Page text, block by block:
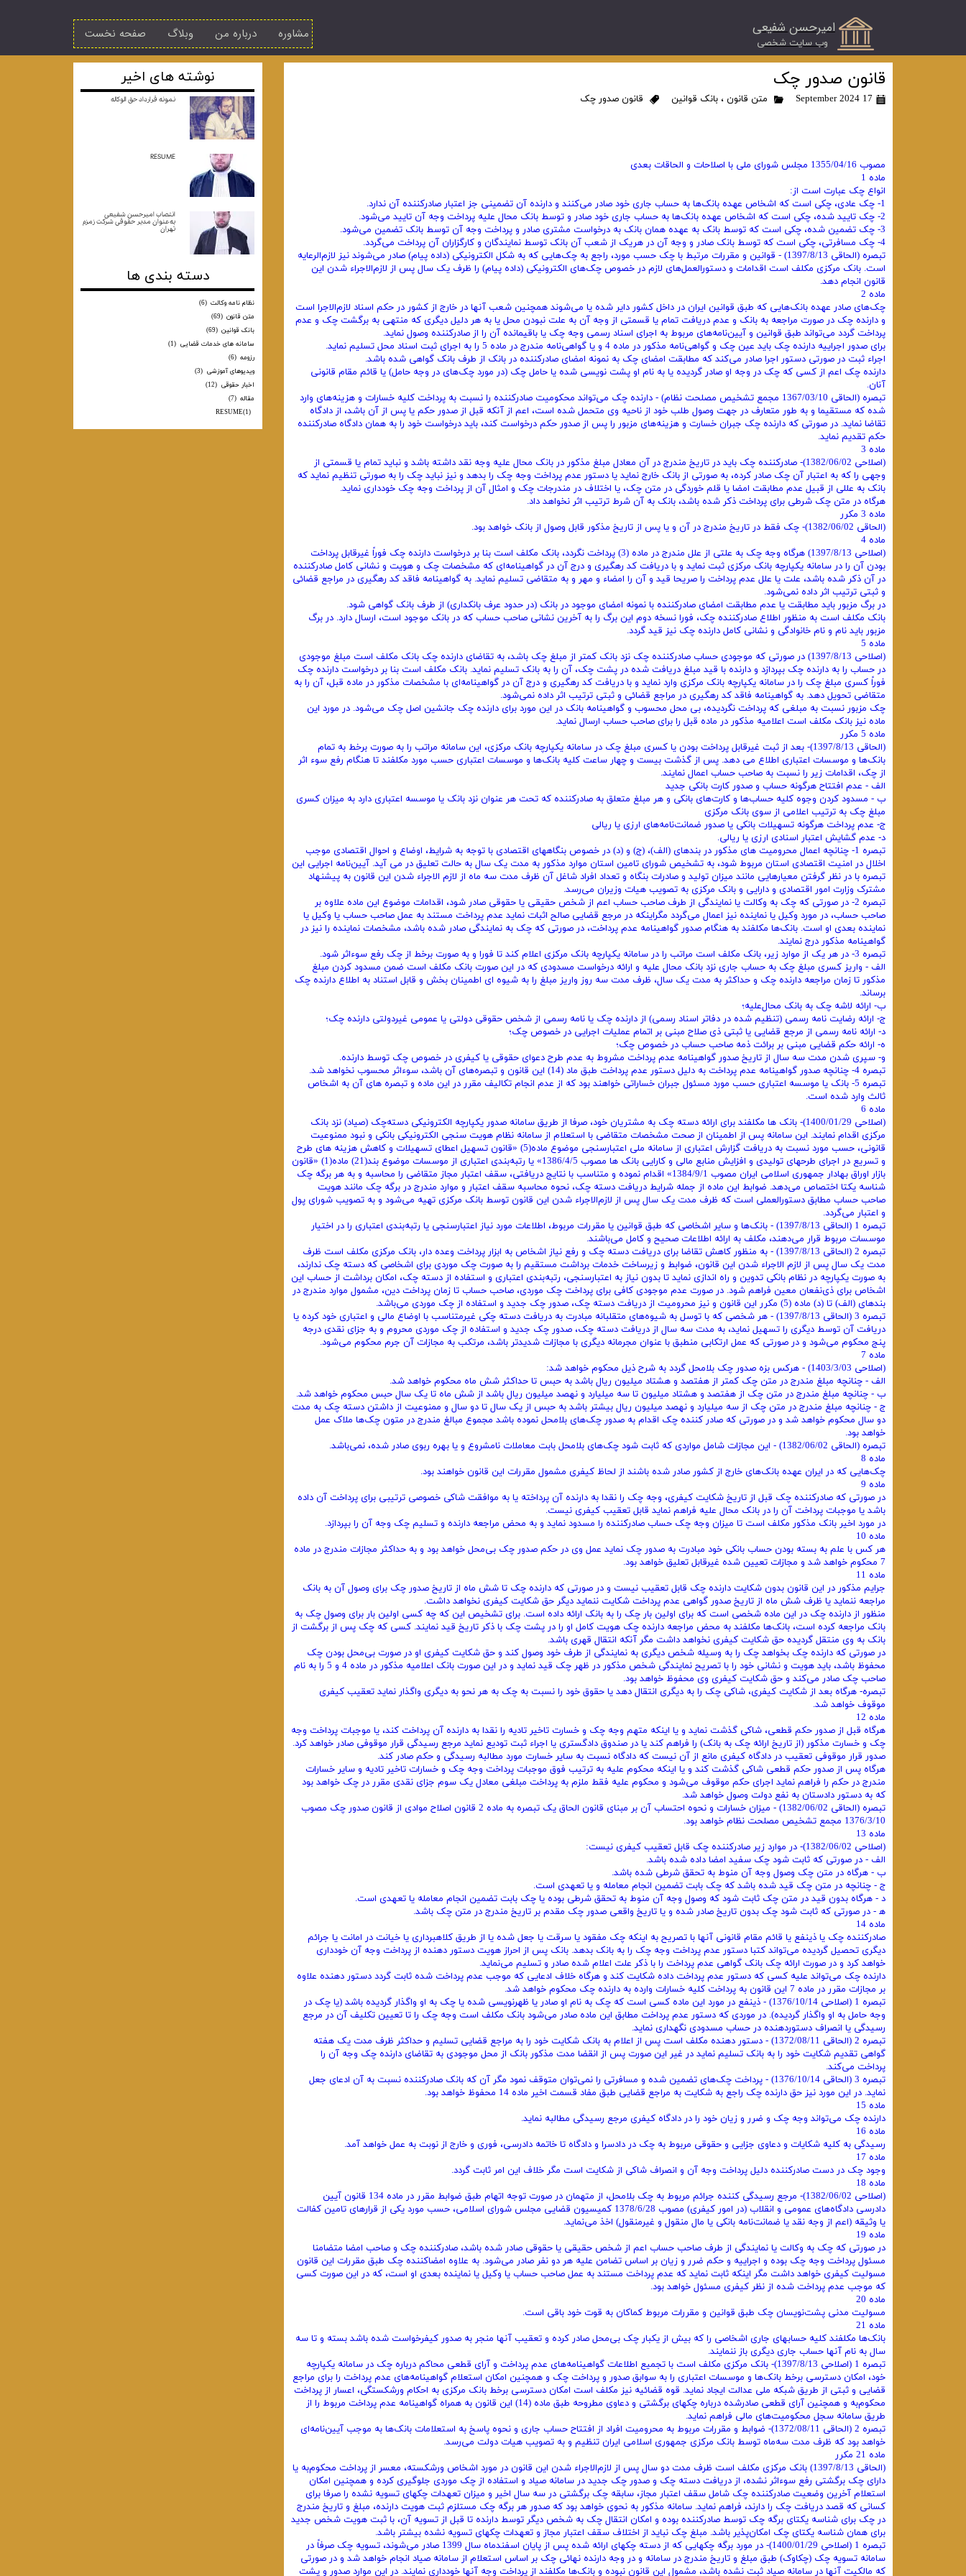
صفحه نخست وبلاگ درباره من مشاوره امیرحسن شفیعی
​وب سایت شخصی
قانون صدور چک
17 September 2024 متن قانون ، بانک قوانین قانون صدور چک
مصوب 1355/04/16 مجلس شورای ملی با اصلاحات و الحاقات بعدی
ماده 1
انواع چک عبارت است از:
1- چک عادی،‌ چکی است که اشخاص عهده بانک‌ها به حساب جاری خود صادر می‌کنند و دارنده آن تضمینی جز اعتبار صادرکننده آن ندارد.
2- چک تایید شده، چکی است که اشخاص عهده بانک‌ها به حساب جاری خود صادر و توسط بانک محال علیه پرداخت وجه آن تایید می‌شود.
3- چک تضمین‌ شده، چکی است که توسط بانک به عهده همان بانک به درخواست مشتری صادر و پرداخت وجه آن توسط بانک تضمین می‌شود.
4- چک مسافرتی، چکی است که توسط بانک صادر و وجه آن در هریک از شعب آن بانک توسط نمایندگان و کارگزاران آن پرداخت می‌گردد.
تبصره (الحاقی 1397/8/13) - قوانین و مقررات مرتبط با چک حسب مورد، راجع به چک‌هایی که به شکل الکترونیکی (داده پیام) صادر می‌شوند نیز لازم‌الرعایه
است. بانک مرکزی مکلف است اقدامات و دستورالعمل‌های لازم در خصوص چک‌های الکترونیکی (داده پیام) را ظرف یک سال پس از لازم‌الاجراء شدن این
قانون انجام دهد.
ماده 2
چک‌‌های صادر عهده بانک‌هایی که طبق قوانین ایران در داخل کشور دایر شده یا می‌شوند همچنین شعب آنها در خارج از کشور در حکم اسناد لازم‌الاجرا است
و دارنده چک در صورت مراجعه به بانک و عدم دریافت تمام یا قسمتی از وجه آن به علت نبودن محل یا به هر دلیل دیگری که منتهی به برگشت چک و عدم
پرداخت گردد می‌تواند طبق قوانین و آیین‌نامه‌های مربوط به اجرای اسناد رسمی وجه چک یا باقیمانده آن را از صادرکننده وصول نماید.
برای صدور اجراییه دارنده چک باید عین چک و گواهی‌نامه مذکور در ماده 4 و یا گواهی‌‌نامه مندرج در ماده 5 را به اجرای ثبت اسناد محل تسلیم نماید.
اجراء ثبت در صورتی دستور اجرا صادر می‌کند که مطابقت امضای چک به نمونه امضای صادرکننده در بانک از طرف بانک گواهی شده باشد.
دارنده چک اعم از کسی که چک در وجه او صادر گردیده یا به نام او پشت نویسی شده یا حامل چک (در مورد چک‌های در وجه حامل) یا قائم مقام قانونی
آنان.
تبصره (الحاقی 1367/03/10 مجمع تشخیص مصلحت نظام) - دارنده چک می‌تواند محکومیت صادرکننده را نسبت به پرداخت کلیه خسارات و هزینه‌های وارد
شده که مستقیما و به طور متعارف در جهت وصول طلب خود از ناحیه وی متحمل شده است، اعم از آنکه قبل از صدور حکم یا پس از آن باشد، از دادگاه
تقاضا نماید. در صورتی که دارنده چک جبران خسارت و هزینه‌های مزبور را پس از صدور حکم درخواست کند، باید درخواست خود را به همان دادگاه صادرکننده
حکم تقدیم نماید.
ماده 3
(اصلاحی 1382/06/02)- صادرکننده چک باید در تاریخ مندرج در آن معادل مبلغ مذکور در بانک محال علیه وجه نقد داشته باشد و نباید تمام یا قسمتی از
وجهی را که به اعتبار آن چک صادر کرده، به صورتی از بانک خارج نماید یا دستور عدم پرداخت وجه چک را بدهد و نیز نباید چک را به صورتی تنظیم نماید که
بانک به عللی از قبیل عدم مطابقت امضا یا قلم خوردگی در متن چک، یا اختلاف در مندرجات چک و امثال آن از پرداخت وجه چک خودداری نماید.
هرگاه در متن چک شرطی برای پرداخت ذکر شده باشد، بانک به آن شرط ترتیب اثر نخواهد داد.
ماده 3 مکرر
(الحاقی 1382/06/02)- چک فقط در تاریخ مندرج در آن و یا پس از تاریخ مذکور قابل وصول از بانک خواهد بود.
ماده 4
(اصلاحی 1397/8/13) هرگاه وجه چک به علتی از علل مندرج در ماده (3) پرداخت نگردد، بانک مکلف است بنا بر درخواست دارنده چک فوراً غیرقابل پرداخت
بودن آن را در سامانه یکپارچه بانک مرکزی ثبت نماید و با دریافت کد رهگیری و درج آن در گواهینامه‌ای که مشخصات چک و هویت و نشانی کامل صادرکننده
در آن ذکر شده باشد، علت یا علل عدم پرداخت را صریحا قید و آن را امضاء و مهر و به متقاضی تسلیم نماید. به گواهینامه فاقد کد رهگیری در مراجع قضائی
و ثبتی ترتیب اثر داده نمی‌شود.
در برگ مزبور باید مطابقت یا عدم مطابقت امضای صادرکننده با نمونه امضای موجود در بانک (در حدود عرف بانکداری) از طرف بانک گواهی شود.
بانک مکلف است به منظور اطلاع صادرکننده چک، فورا نسخه دوم این برگ را به آخرین نشانی صاحب حساب که در بانک موجود است، ارسال دارد. در برگ
مزبور باید نام و نام خانوادگی و نشانی کامل دارنده چک نیز قید گردد.
ماده 5
(اصلاحی 1397/8/13) در صورتی که موجودی حساب صادرکننده چک نزد بانک کمتر از مبلغ چک باشد، به تقاضای دارنده چک بانک مکلف است مبلغ موجودی
در حساب را به دارنده چک بپردازد و دارنده با قید مبلغ دریافت شده در پشت چک، آن را به بانک تسلیم نماید. بانک مکلف است بنا بر درخواست دارنده چک
فوراً کسری مبلغ چک را در سامانه یکپارچه بانک مرکزی وارد نماید و با دریافت کد رهگیری و درج آن در گواهینامه‌ای با مشخصات مذکور در ماده قبل، آن را به
متقاضی تحویل دهد. به گواهینامه فاقد کد رهگیری در مراجع قضائی و ثبتی ترتیب اثر داده نمی‌شود.
چک مزبور نسبت به مبلغی که پرداخت نگردیده، بی محل محسوب و گواهینامه بانک در این مورد برای دارنده چک جانشین اصل چک می‌شود. در مورد این
ماده نیز بانک مکلف است اعلامیه مذکور در ماده قبل را برای صاحب حساب ارسال نماید.
ماده 5 مکرر
(الحاقی 1397/8/13)- بعد از ثبت غیرقابل پرداخت بودن یا کسری مبلغ چک در سامانه یکپارچه بانک مرکزی، این سامانه مراتب را به صورت برخط به تمام
بانک‌ها و موسسات اعتباری اطلاع می دهد. پس از گذشت بیست و چهار ساعت کلیه بانک‌ها و موسسات اعتباری حسب مورد مکلفند تا هنگام رفع سوء اثر
از چک، اقدامات زیر را نسبت به صاحب حساب اعمال نمایند.
الف - عدم افتتاح هرگونه حساب و صدور کارت بانکی جدید
ب - مسدود کردن وجوه کلیه حساب‌ها و کارت‌های بانکی و هر مبلغ متعلق به صادرکننده که تحت هر عنوان نزد بانک یا موسسه اعتباری دارد به میزان کسری
مبلغ چک به ترتیب اعلامی از سوی بانک مرکزی
ج- عدم پرداخت هرگونه تسهیلات بانکی یا صدور ضمانت‌نامه‌های ارزی یا ریالی
د- عدم گشایش اعتبار اسنادی ارزی یا ریالی.
تبصره 1- چنانچه اعمال محرومیت های مذکور در بندهای (الف)، (ج) و (د) در خصوص بنگاههای اقتصادی با توجه به شرایط، اوضاع و احوال اقتصادی موجب
اخلال در امنیت اقتصادی استان مربوط شود، به تشخیص شورای تامین استان موارد مذکور به مدت یک سال به حالت تعلیق در می آید. آیین‌نامه اجرایی این
تبصره با در نظر گرفتن معیارهایی مانند میزان تولید و صادرات بنگاه و تعداد افراد شاغل آن ظرف مدت سه ماه از لازم الاجراء شدن این قانون به پیشنهاد
مشترک وزارت امور اقتصادی و دارایی و بانک مرکزی به تصویب هیات وزیران می‌رسد.
تبصره 2- در صورتی که چک به وکالت یا نمایندگی از طرف صاحب حساب اعم از شخص حقیقی یا حقوقی صادر شود، اقدامات موضوع این ماده علاوه بر
صاحب حساب، در مورد وکیل یا نماینده نیز اعمال می‌گردد مگراینکه در مرجع قضایی صالح اثبات نماید عدم پرداخت مستند به عمل صاحب حساب یا وکیل یا
نماینده بعدی او است. بانک‌ها مکلفند به هنگام صدور گواهینامه عدم پرداخت، در صورتی که چک به نمایندگی صادر شده باشد، مشخصات نماینده را نیز در
گواهینامه مذکور درج نمایند.
تبصره 3- در هر یک از موارد زیر، بانک مکلف است مراتب را در سامانه یکپارچه بانک مرکزی اعلام کند تا فورا و به صورت برخط از چک رفع سوءاثر شود.
الف - واریز کسری مبلغ چک به حساب جاری نزد بانک محال علیه و ارائه درخواست مسدودی که در این صورت بانک مکلف است ضمن مسدود کردن مبلغ
مذکور تا زمان مراجعه دارنده چک و حداکثر به مدت یک سال، ظرف مدت سه روز واریز مبلغ را به شیوه ای اطمینان بخش و قابل استناد به اطلاع دارنده چک
برساند.
ب- ارائه لاشه چک به بانک محال‌علیه؛
ج- ارائه رضایت نامه رسمی (تنظیم شده در دفاتر اسناد رسمی) از دارنده چک یا نامه رسمی از شخص حقوقی دولتی یا عمومی غیردولتی دارنده چک؛
د- ارائه نامه رسمی از مرجع قضایی یا ثبتی ذی صلاح مبنی بر اتمام عملیات اجرایی در خصوص چک؛
ه- ارائه حکم قضایی مبنی بر برائت ذمه صاحب حساب در خصوص چک؛
و- سپری شدن مدت سه سال از تاریخ صدور گواهینامه عدم پرداخت مشروط به عدم طرح دعوای حقوقی یا کیفری در خصوص چک توسط دارنده.
تبصره 4- چنانچه صدور گواهینامه عدم پرداخت به دلیل دستور عدم پرداخت طبق ماد (14) این قانون و تبصره‌های آن باشد، سوءاثر محسوب نخواهد شد.
تبصره 5- بانک یا موسسه اعتباری حسب مورد مسئول جبران خساراتی خواهند بود که از عدم انجام تکالیف مقرر در این ماده و تبصره های آن به اشخاص
ثالث وارد شده است.
ماده 6
(اصلاحی 1400/01/29)- بانک ها مکلفند برای ارائه دسته چک به مشتریان خود، صرفا از طریق سامانه صدور یکپارچه الکترونیکی دسته‌چک (صیاد) نزد بانک
مرکزی اقدام نمایند. این سامانه پس از اطمینان از صحت مشخصات متقاضی با استعلام از سامانه نظام هویت سنجی الکترونیکی بانکی و نبود ممنوعیت
قانونی، حسب مورد نسبت به دریافت گزارش اعتباری از سامانه ملی اعتبارسنجی موضوع ماده(5) «قانون تسهیل اعطای تسهیلات و کاهش هزینه های طرح
و تسریع در اجرای طرحهای تولیدی و افزایش منابع مالی و کارایی بانک ها مصوب 1386/4/5» یا رتبه‌بندی اعتباری از موسسات موضوع بند(21) ماده(1) «قانون
بازار اوراق بهادار جمهوری اسلامی ایران مصوب 1384/9/1» اقدام نموده و متناسب با نتایج دریافتی، سقف اعتبار مجاز متقاضی را محاسبه و به هر برگه چک
شناسه یکتا اختصاص می‌دهد. ضوابط این ماده از جمله شرایط دریافت دسته چک، نحوه محاسبه سقف اعتبار و موارد مندرج در برگه چک مانند هویت
صاحب حساب مطابق دستورالعملی است که ظرف مدت یک سال پس از لازم‌الاجراء شدن این قانون توسط بانک مرکزی تهیه می‌شود و به تصویب شورای پول
و اعتبار می‌گردد.
تبصره 1 (الحاقی 1397/8/13) - بانک‌ها و سایر اشخاصی که طبق قوانین یا مقررات مربوط، اطلاعات مورد نیاز اعتبارسنجی یا رتبه‌بندی اعتباری را در اختیار
موسسات مربوط قرار می‌دهند، مکلف به ارائه اطلاعات صحیح و کامل می‌باشند.
تبصره 2 (الحاقی 1397/8/13) - به منظور کاهش تقاضا برای دریافت دسته چک و رفع نیاز اشخاص به ابزار پرداخت وعده دار، بانک مرکزی مکلف است ظرف
مدت یک سال پس از لازم الاجراء شدن این قانون، ضوابط و زیرساخت خدمات برداشت مستقیم را به صورت چک موردی برای اشخاصی که دسته چک ندارند،
به صورت یکپارچه در نظام بانکی تدوین و راه اندازی نماید تا بدون نیاز به اعتبارسنجی، رتبه‌بندی اعتباری و استفاده از دسته چک، امکان برداشت از حساب این
اشخاص برای ذی‌نفعان معین فراهم شود. در صورت عدم موجودی کافی برای پرداخت چک موردی، صاحب حساب تا زمان پرداخت دین، مشمول موارد مندرج در
بندهای (الف) تا (د) ماده (5) مکرر این قانون و نیز محرومیت از دریافت دسته چک، صدور چک جدید و استفاده از چک موردی می‌باشد.
تبصره 3 (الحاقی 1397/8/13) - هر شخصی که با توسل به شیوه‌های متقلبانه مبادرت به دریافت دسته چکی غیرمتناسب با اوضاع مالی و اعتباری خود کرده یا
دریافت آن توسط دیگری را تسهیل نماید، به مدت سه سال از دریافت دسته چک، صدور چک جدید و استفاده از چک موردی محروم و به جزای نقدی درجه
پنج محکوم می‌شود و در صورتی که عمل ارتکابی منطبق با عنوان مجرمانه دیگری با مجازات شدیدتر باشد، مرتکب به مجازات آن جرم محکوم می‌شود.
ماده 7
(اصلاحی 1403/3/03) - هرکس بزه صدور چک بلامحل گردد به شرح ذیل محکوم خواهد شد:
الف - چنانچه مبلغ مندرج در متن چک کمتر از هفتصد و هشتاد میلیون ریال باشد به حبس تا حداکثر شش ماه محکوم خواهد شد.
ب - چنانچه مبلغ مندرج در متن چک از هفتصد و هشتاد میلیون تا سه میلیارد و نهصد میلیون ریال باشد از شش ماه تا یک سال حبس محکوم خواهد شد.
ج - چنانچه مبلغ مندرج در متن چک از سه میلیارد و نهصد میلیون ریال بیشتر باشد به حبس از یک سال تا دو سال و ممنوعیت از داشتن دسته چک به مدت
دو سال محکوم خواهد شد و در صورتی که صادر کننده چک اقدام به صدور چک‌های بلامحل نموده باشد مجموع مبالغ مندرج در متون چک‌ها ملاک عمل
خواهد بود.
تبصره (الحاقی 1382/06/02) - این مجازات شامل مواردی که ثابت شود چک‌های بلامحل بابت معاملات نامشروع و یا بهره ربوی صادر شده، نمی‌باشد.
ماده 8
چک‌هایی که در ایران عهده بانک‌های خارج از کشور صادر شده باشند از لحاظ کیفری مشمول مقررات این قانون خواهند بود.
ماده 9
در صورتی که صادرکننده چک قبل از تاریخ شکایت کیفری، وجه چک را نقدا به دارنده آن پرداخته یا به موافقت شاکی خصوصی ترتیبی برای پرداخت آن داده
باشد یا موجبات پرداخت آن را در بانک محال علیه فراهم نماید قابل تعقیب کیفری نیست.
در مورد اخیر بانک مذکور مکلف است تا میزان وجه چک حساب صادرکننده را مسدود نماید و به محض مراجعه دارنده و تسلیم چک وجه آن را بپردازد.
ماده 10
هر کس با علم به بسته بودن حساب بانکی خود مبادرت به صدور چک نماید عمل وی در حکم صدور چک بی‌محل خواهد بود و به حداکثر مجازات مندرج در ماده
7 محکوم خواهد شد و مجازات تعیین شده غیرقابل تعلیق خواهد بود.
ماده 11
جرایم مذکور در این قانون بدون شکایت دارنده چک قابل تعقیب نیست و در صورتی که دارنده چک تا شش ماه از تاریخ صدور چک برای وصول آن به بانک
مراجعه ننماید یا ظرف شش ماه از تاریخ صدور گواهی عدم پرداخت شکایت ننماید دیگر حق شکایت کیفری نخواهد داشت.
منظور از دارنده چک در این ماده شخصی است که برای اولین بار چک را به بانک ارائه داده است. برای تشخیص این که چه کسی اولین بار برای وصول چک به
بانک مراجعه کرده است، بانک‌ها مکلفند به محض مراجعه دارنده چک هویت کامل او را در پشت چک با ذکر تاریخ قید نمایند. کسی که چک پس از برگشت از
بانک به وی منتقل گردیده حق شکایت کیفری نخواهد داشت مگر آنکه انتقال قهری باشد.
در صورتی که دارنده چک بخواهد چک را به وسیله شخص دیگری به نمایندگی از طرف خود وصول کند و حق شکایت کیفری او در صورت بی‌محل بودن چک
محفوظ باشد، باید هویت و نشانی خود را با تصریح نمایندگی شخص مذکور در ظهر چک قید نماید و در این صورت بانک اعلامیه مذکور در ماده 4 و 5 را به نام
صاحب چک صادر می‌کند و حق شکایت کیفری وی محفوظ خواهد بود.
تبصره- هرگاه بعد از شکایت کیفری، شاکی چک را به دیگری انتقال دهد یا حقوق خود را نسبت به چک به هر نحو به دیگری واگذار نماید تعقیب کیفری
موقوف خواهد شد.
ماده 12
هرگاه قبل از صدور حکم قطعی، شاکی گذشت نماید و یا اینکه متهم وجه چک و خسارت تاخیر تادیه را نقدا به دارنده آن پرداخت کند، یا موجبات پرداخت وجه
چک و خسارت مذکور (از تاریخ ارائه چک به بانک) را فراهم کند یا در صندوق دادگستری یا اجراء ثبت تودیع نماید مرجع رسیدگی قرار موقوفی صادر خواهد کرد.
صدور قرار موقوفی تعقیب در دادگاه کیفری مانع از آن نیست که دادگاه نسبت به سایر خسارت مورد مطالبه رسیدگی و حکم صادر کند.
هرگاه پس از صدور حکم قطعی شاکی گذشت کند و یا اینکه محکوم علیه به ترتیب فوق موجبات پرداخت وجه چک و خسارات تاخیر تادیه و سایر خسارات
مندرج در حکم را فراهم نماید اجرای حکم موقوف می‌شود و محکوم علیه فقط ملزم به پرداخت مبلغی معادل یک سوم جزای نقدی مقرر در چک خواهد بود
که به دستور دادستان به نفع دولت وصول خواهد شد.
تبصره (الحاقی 1382/06/02) - میزان خسارات و نحوه احتساب آن بر مبنای قانون الحاق یک تبصره به ماده 2 قانون اصلاح موادی از قانون صدور چک مصوب
1376/3/10 مجمع تشخیص مصلحت نظام خواهد بود.
ماده 13
(اصلاحی 1382/06/02)- در موارد زیر صادرکننده چک قابل تعقیب کیفری نیست:
الف - در صورتی که ثابت شود چک سفید امضا داده شده باشد.
ب - هرگاه در متن چک وصول وجه آن منوط به تحقق شرطی شده باشد.
ج - چنانچه در متن چک قید شده باشد که چک بابت تضمین انجام معامله و یا تعهدی است.
د - هرگاه بدون قید در متن چک ثابت شود که وصول وجه آن منوط به تحقق شرطی بوده یا چک بابت تضمین انجام معامله یا تعهدی است.
ه‍ - در صورتی که ثابت شود چک بدون تاریخ صادر شده و یا تاریخ واقعی صدور چک مقدم بر تاریخ مندرج در متن چک باشد.
ماده 14
صادرکننده چک یا ذینفع یا قائم مقام قانونی آنها با تصریح به اینکه چک مفقود یا سرقت یا جعل شده یا از طریق کلاهبرداری یا خیانت در امانت یا جرائم
دیگری تحصیل گردیده می‌تواند کتبا دستور عدم پرداخت وجه چک را به بانک بدهد. بانک پس از احراز هویت دستور دهنده از پرداخت وجه آن خودداری
خواهد کرد و در صورت ارائه چک بانک گواهی عدم پرداخت را با ذکر علت اعلام شده صادر و تسلیم می‌نماید.
دارنده چک می‌تواند علیه کسی که دستور عدم پرداخت داده شکایت کند و هرگاه خلاف ادعایی که موجب عدم پرداخت شده ثابت گردد دستور دهنده علاوه
بر مجازات مقرر در ماده 7 این قانون به پرداخت کلیه خسارات وارده به دارنده چک محکوم خواهد شد.
تبصره 1 (اصلاحی 1376/10/14) - ذینفع در مورد این ماده کسی است که چک به نام او صادر یا ظهرنویسی شده یا چک به او واگذار گردیده باشد (یا چک در
وجه حامل به او واگذار گردیده). در موردی که دستور عدم پرداخت مطابق این ماده صادر می‌شود بانک مکلف است وجه چک را تا تعیین تکلیف آن در مرجع
رسیدگی یا انصراف دستوردهنده در حساب مسدودی نگهداری نماید.
تبصره 2 (الحاقی 1372/08/11) - دستور دهنده مکلف است پس از اعلام به بانک شکایت خود را به مراجع قضایی تسلیم و حداکثر ظرف مدت یک هفته
گواهی تقدیم شکایت خود را به بانک تسلیم نماید در غیر این صورت پس از انقضا مدت مذکور بانک از محل موجودی به تقاضای دارنده چک وجه آن را
پرداخت می‌کند.
تبصره 3 (الحاقی 1376/10/14) - پرداخت چک‌های تضمین شده و مسافرتی را نمی‌توان متوقف نمود مگر آن که بانک صادرکننده نسبت به آن ادعای جعل
نماید. در این مورد نیز حق دارنده چک راجع به شکایت به مراجع قضایی طبق مفاد قسمت اخیر ماده 14 محفوظ خواهد بود.
ماده 15
دارنده چک می‌تواند وجه چک و ضرر و زیان خود را در دادگاه کیفری مرجع رسیدگی مطالبه نماید.
ماده 16
رسیدگی به کلیه شکایات و دعاوی جزایی و حقوقی مربوط به چک در دادسرا و دادگاه تا خاتمه دادرسی، فوری و خارج از نوبت به عمل خواهد آمد.
ماده 17
وجود چک در دست صادرکننده دلیل پرداخت وجه آن و انصراف شاکی از شکایت است مگر خلاف این امر ثابت گردد.
ماده 18
(اصلاحی 1382/06/02)- مرجع رسیدگی کننده جرائم مربوط به چک بلامحل،‌ از متهمان در صورت توجه اتهام طبق ضوابط مقرر در ماده 134 قانون آیین
دادرسی دادگاه‌های عمومی و انقلاب (در امور کیفری) مصوب 1378/6/28 کمیسیون قضایی مجلس شورای اسلامی، حسب مورد یکی از قرارهای تامین کفالت
یا وثیقه (اعم از وجه نقد یا ضمانت‌نامه بانکی یا مال منقول و غیرمنقول) اخذ می‌نماید.
ماده 19
در صورتی که چک به وکالت یا نمایندگی از طرف صاحب حساب اعم از شخص حقیقی یا حقوقی صادر شده باشد، صادرکننده چک و صاحب امضا متضامنا
مسئول پرداخت وجه چک بوده و اجراییه و حکم ضرر و زیان بر اساس تضامن علیه هر دو نفر صادر می‌شود. به علاوه امضاکننده چک طبق مقررات این قانون
مسولیت کیفری خواهد داشت مگر اینکه ثابت نماید که عدم پرداخت مستند به عمل صاحب حساب یا وکیل یا نماینده بعدی او است،‌ که در این صورت کسی
که موجب عدم پرداخت شده از نظر کیفری مسئول خواهد بود.
ماده 20
مسولیت مدنی پشت‌نویسان چک طبق قوانین و مقررات مربوط کماکان به قوت خود باقی است.
ماده 21
بانک‌ها مکلفند کلیه حسابهای جاری اشخاصی را که بیش از یکبار چک بی‌محل صادر کرده و تعقیب آنها منجر به صدور کیفرخواست شده باشد بسته و تا سه
سال به نام آنها حساب جاری دیگری باز ننمایند.
تبصره 1 (اصلاحی 1397/8/13)- بانک مرکزی مکلف است با تجمیع اطلاعات گواهینامه‌های عدم پرداخت و آرای قطعی محاکم درباره چک در سامانه یکپارچه
خود، امکان دسترسی برخط بانک‌ها و موسسات اعتباری را به سوابق صدور و پرداخت چک و همچنین امکان استعلام گواهینامه‌های عدم پرداخت را برای مراجع
قضایی و ثبتی از طریق شبکه ملی عدالت ایجاد نماید. قوه قضائیه نیز مکلف است امکان دسترسی برخط بانک مرکزی به احکام ورشکستگی، اعسار از پرداخت
محکوم‌به و همچنین آرای قطعی صادرشده درباره چکهای برگشتی و دعاوی مطروحه طبق ماده (14) این قانون به همراه گواهینامه عدم پرداخت مربوط را از
طریق سامانه سجل محکومیت‌های مالی فراهم نماید.
تبصره 2 (الحاقی 1372/08/11)- ضوابط و مقررات مربوط به محرومیت افراد از افتتاح حساب جاری و نحوه پاسخ به استعلامات بانک‌ها به موجب آیین‌نامه‌ای
خواهد بود که ظرف مدت سه‌ماه توسط بانک مرکزی جمهوری اسلامی ایران تنظیم و به تصویب هیات دولت می‌رسد.
ماده 21 مکرر
(الحاقی 1397/8/13) بانک مرکزی مکلف است ظرف مدت دو سال پس از لازم‌الاجراء شدن این قانون در مورد اشخاص ورشکسته، معسر از پرداخت محکوم‌به یا
دارای چک برگشتی رفع سوءاثر نشده، از دریافت دسته چک و صدور چک جدید در سامانه صیاد و استفاده از چک موردی جلوگیری کرده و همچنین امکان
استعلام آخرین وضعیت صادرکننده چک شامل سقف اعتبار مجاز، سابقه چک برگشتی در سه سال اخیر و میزان تعهدات چکهای تسویه نشده را صرفا برای
کسانی که قصد دریافت چک را دارند، فراهم نماید. سامانه مذکور به نحوی خواهد بود که صدور هر برگه چک مستلزم ثبت هویت دارنده، مبلغ و تاریخ مندرج
در چک برای شناسه یکتای برگه چک توسط صادرکننده بوده و امکان انتقال چک به شخص دیگر توسط دارنده تا قبل از تسویه آن، با ثبت هویت شخص جدید
برای همان شناسه یکتای چک امکان‌پذیر باشد. مبلغ چک نباید از اختلاف سقف اعتبار مجاز و تعهدات چکهای تسویه نشده بیشتر باشد.
تبصره 1 (اصلاحی 1400/01/29)- در مورد برگه چکهایی که از دسته چکهای ارائه شده پس از پایان اسفندماه سال 1399 صادر می‌شوند، تسویه چک صرفاً در
سامانه تسویه چک (چکاوک) طبق مبلغ و تاریخ مندرج در سامانه و در وجه دارنده نهائی چک بر اساس استعلام از سامانه صیاد انجام خواهد شد و در صورتی
‌که مالکیت آنها در سامانه صیاد ثبت نشده باشد، مشمول این قانون نبوده و بانک‌ها مکلفند از پرداخت وجه آنها خودداری نمایند. در این موارد صدور و پشت‌
نوشته های اخیر
نمونه قرارداد حق الوکاله
RESUME
انتصاب امیرحسن شفیعی
به‌عنوان مدیر حقوقی شرکت زمزم
تهران
دسته بندی ها
نظام نامه وکالت (6)
متن قانون (69)
بانک قوانین (69)
سامانه های خدمات قضایی (1)
رزومه (6)
ویدیوهای آموزشی (3)
اخبار حقوقی (12)
مقاله (7)
RESUME(1)